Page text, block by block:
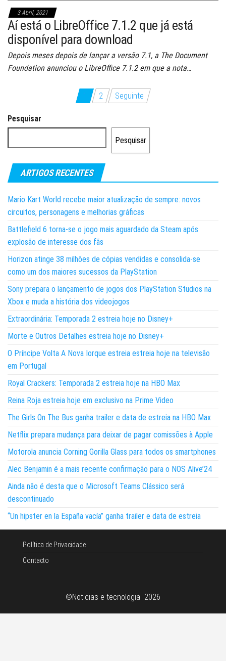
3 Abril, 2021
Aí está o LibreOffice 7.1.2 que já está
disponível para download
Depois meses depois de lançar a versão 7.1, a The Document
Foundation anunciou o LibreOffice 7.1.2 em que a nota…
dos
conteúdos
1 2 Seguinte
Pesquisar
Pesquisar
ARTIGOS RECENTES
Mario Kart World recebe maior atualização de sempre: novos
circuitos, personagens e melhorias gráficas
Battlefield 6 torna-se o jogo mais aguardado da Steam após
explosão de interesse dos fãs
Horizon atinge 38 milhões de cópias vendidas e consolida-se
como um dos maiores sucessos da PlayStation
Sony prepara o lançamento de jogos dos PlayStation Studios na
Xbox e muda a história dos videojogos
Extraordinária: Temporada 2 estreia hoje no Disney+
Morte e Outros Detalhes estreia hoje no Disney+
O Príncipe Volta A Nova Iorque estreia estreia hoje na televisão
em Portugal
Royal Crackers: Temporada 2 estreia hoje na HBO Max
Reina Roja estreia hoje em exclusivo na Prime Video
The Girls On The Bus ganha trailer e data de estreia na HBO Max
Netflix prepara mudança para deixar de pagar comissões à Apple
Motorola anuncia Corning Gorilla Glass para todos os smartphones
Alec Benjamin é a mais recente confirmação para o NOS Alive’24
Ainda não é desta que o Microsoft Teams Clássico será
descontinuado
“Un hipster en la España vacía” ganha trailer e data de estreia
Política de Privacidade
Contacto
©Noticias e tecnologia 2026